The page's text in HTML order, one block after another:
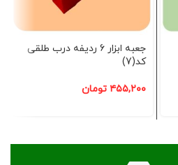
جعبه ابزار 6 ردیفه درب طلقی
کد(7)
۴۵۵,۲۰۰ تومان